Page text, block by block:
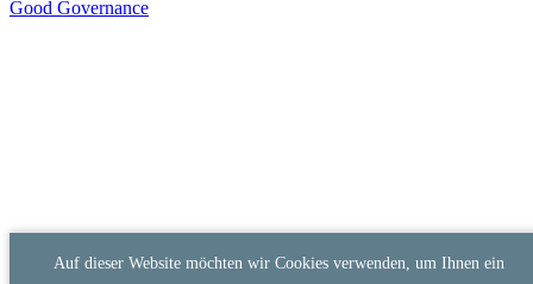
Good Governance
Auf dieser Website möchten wir Cookies verwenden, um Ihnen ein